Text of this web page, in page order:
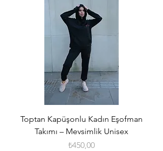
Toptan Kapüşonlu Kadın Eşofman
Takımı – Mevsimlik Unisex
Fiyat
₺450,00